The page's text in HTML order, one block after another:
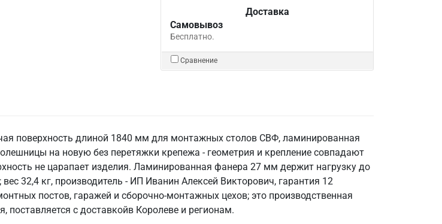
Доставка
Самовывоз
Бесплатно.
Сравнение
поверхность длиной 1840 мм для монтажных столов СВФ, ламинированная
на новую без перетяжки крепежа - геометрия и крепление совпадают
не царапает изделия. Ламинированная фанера 27 мм держит нагрузку до
32,4 кг, производитель - ИП Иванин Алексей Викторович, гарантия 12
постов, гаражей и сборочно-монтажных цехов; это производственная
с доставкойв Королеве и регионам.